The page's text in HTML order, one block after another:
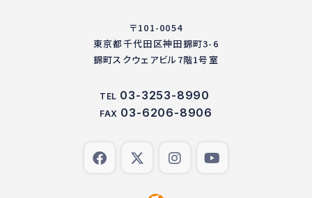
〒101-0054
東京都千代田区神田錦町3-6
錦町スクウェアビル7階1号室
TEL 03-3253-8990
FAX 03-6206-8906